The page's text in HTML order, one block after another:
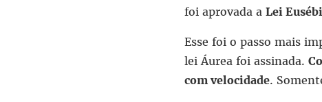
foi aprovada a Lei
Esse foi o passo mais
lei Áurea foi assinada.
com velocidade.